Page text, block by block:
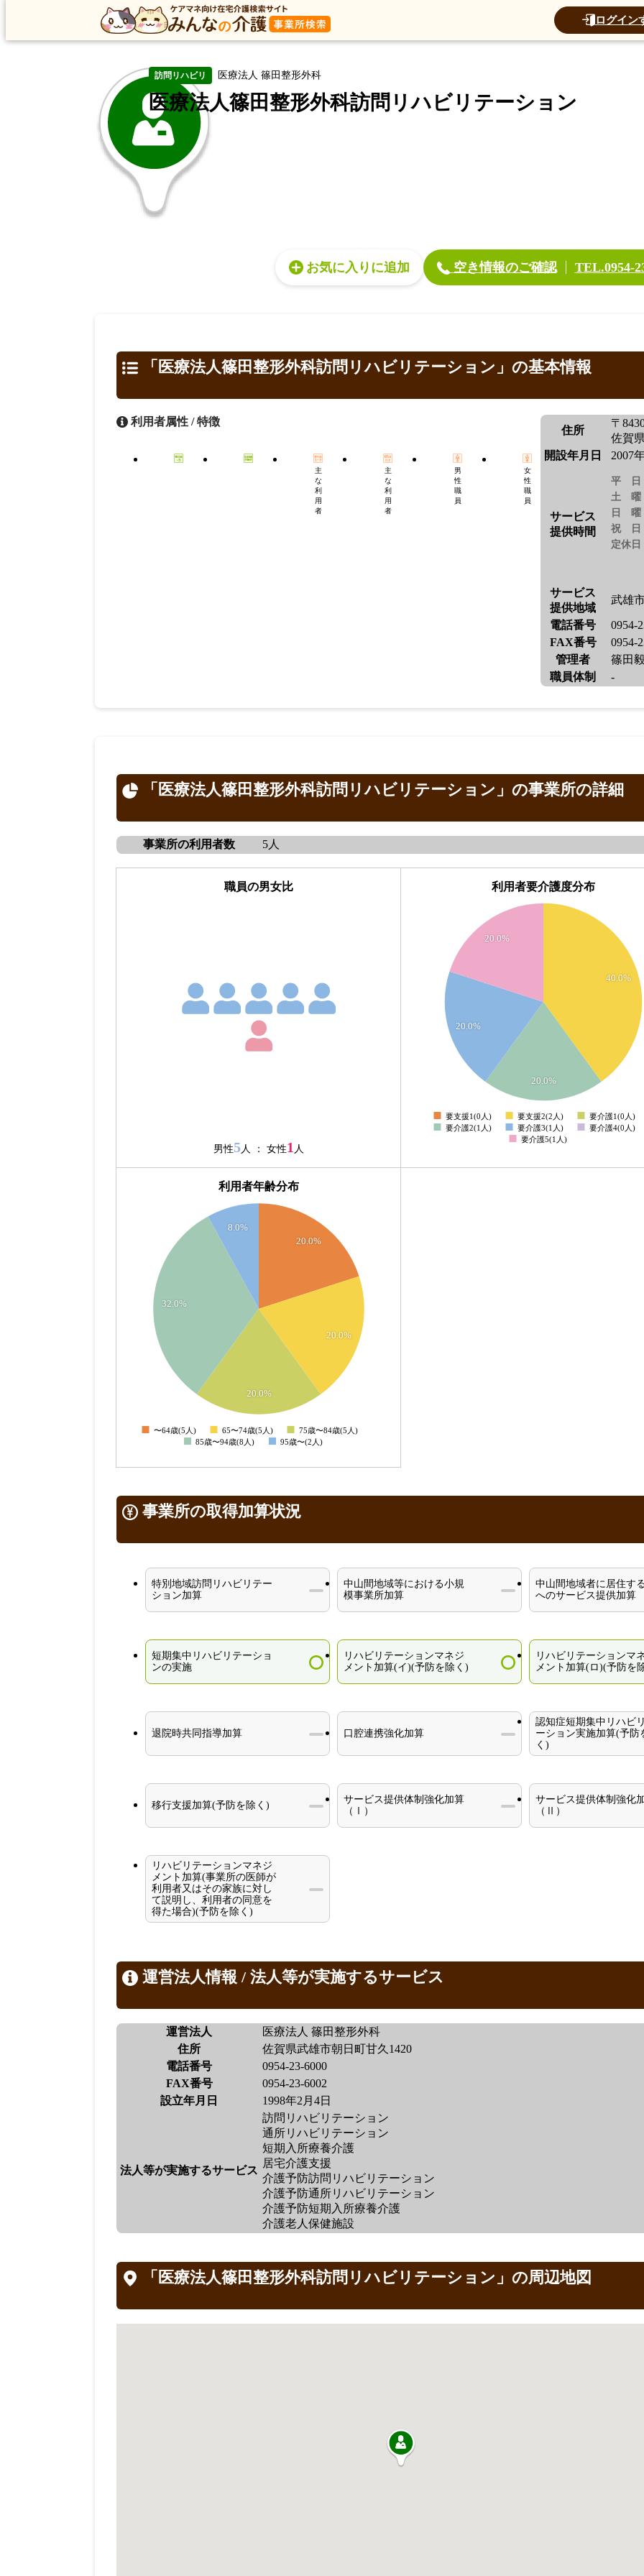
ログイン
トップ
運営法人
トップ
佐賀県 武雄市 訪問リハビリ 医療法人篠田整形外科訪問リハビリテーション
訪問リハビリ 医療法人 篠田整形外科
医療法人篠田整形外科訪問リハビリテーション
お気に入り 空き情報のご確認 TEL.0954-
「医療法人篠田整形外科訪問リハビリテーション」の基本情報
利用者属性 / 特徴
主
な
利
用
者
主
な
利
用
者
男
性
職
員
女
性
職
員
住所
〒
佐賀
開設年月日
2007
サービス
提供時間
平日
土曜
日曜
祝日
定休日
サービス
提供地域
武雄
電話番号
0954-
FAX番号
0954-
管理者
篠田
職員体制
-
「医療法人篠田整形外科訪問リハビリテーション」の事業所の詳細
事業所の利用者数 5人
職員の男女比
男性5人 ： 女性1 人
利用者要介護度分布
40.0%
20.0%
20.0%
20.0%
0
要支援1(0人) 要支援2(2人)
要介護1(0人)
要介護2(1人)
要介護3(1人)
要介護4(0人)
要介護5(1人)
利用者年齢分布
20.0%
20.0%
20.0%
32.0%
8.0%
0
〜64歳(5人) 65〜74歳(5人)
75歳〜84歳(5人)
85歳〜94歳(8人)
95歳〜(2人)
事業所の取得加算状況
特別地域訪問リハビリテー
ション加算
中山間地域等における小規
模事業所加算
中山間地域者に居住す
へのサービス提供加算
短期集中リハビリテーショ
ンの実施
リハビリテーションマネジ
メント加算(イ)(予防を除く)
リハビリテーションマ
メント加算(ロ)(予防を
退院時共同指導加算 口腔連携強化加算
認知症短期集中リハビ
ーション実施加算(予防
く)
移行支援加算(予防を除く)
サービス提供体制強化加算
（Ⅰ）
サービス提供体制強化
（Ⅱ）
リハビリテーションマネジ
メント加算(事業所の医師が
利用者又はその家族に対し
て説明し、利用者の同意を
得た場合)(予防を除く)
運営法人情報 / 法人等が実施するサービス
運営法人
医療法人 篠田整形外科
住所
佐賀県武雄市朝日町甘久1420
電話番号
0954-23-6000
FAX番号
0954-23-6002
設立年月日
1998年2月4日
法人等が実施するサービス
訪問リハビリテーション
通所リハビリテーション
短期入所療養介護
居宅介護支援
介護予防訪問リハビリテーション
介護予防通所リハビリテーション
介護予防短期入所療養介護
介護老人保健施設
「医療法人篠田整形外科訪問リハビリテーション」の周辺地図